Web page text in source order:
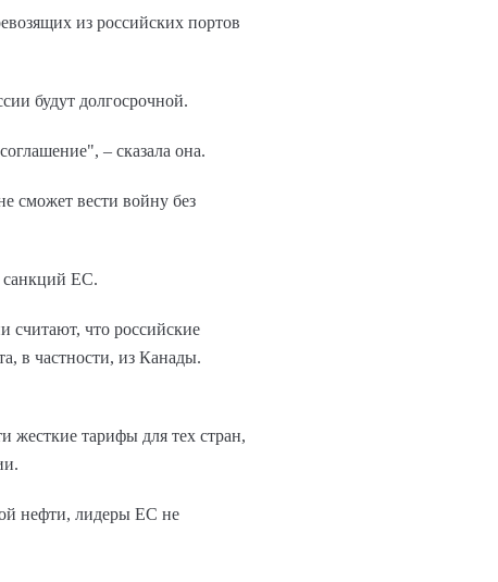
из российских портов
будут долгосрочной.
– сказала она.
сможет вести войну без
санкций ЕС.
считают, что российские
в частности, из Канады.
тарифы для тех стран,
нефти, лидеры ЕС не